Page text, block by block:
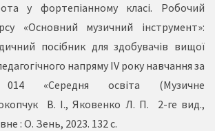
у фортепіанному класі. Робочий
«Основний музичний інструмент»:
посібник для здобувачів вищої
напряму IV року навчання за
014 «Середня освіта (Музичне
В. І., Яковенко Л. П. 2-ге вид.,
: О. Зень, 2023. 132 с.